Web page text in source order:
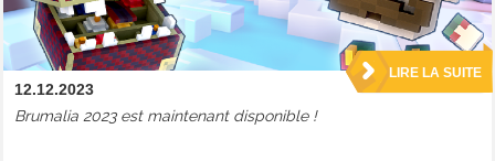
12.12.2023
Brumalia 2023 est maintenant disponible !
LIRE LA SUITE